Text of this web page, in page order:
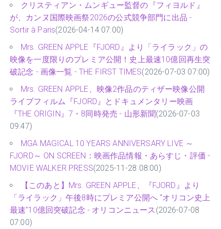
クリスティアン・ムンギュー監督の『フィヨルド』
が、カンヌ国際映画祭2026の公式競争部門に出品 -
Sortir à Paris(2026-04-14 07:00)
Mrs. GREEN APPLE『FJORD』より「ライラック」の
映像を一度限りのプレミア公開！史上最速10億回再生突
破記念 - 画像一覧 - THE FIRST TIMES(2026-07-03 07:00)
Mrs. GREEN APPLE、映像2作品のティザー映像公開
ライブフィルム『FJORD』とドキュメンタリー映画
『THE ORIGIN』7・8同時発売 - 山形新聞(2026-07-03
09:47)
MGA MAGICAL 10 YEARS ANNIVERSARY LIVE ～
FJORD～ ON SCREEN：映画作品情報・あらすじ・評価 -
MOVIE WALKER PRESS(2025-11-28 08:00)
【このあと】Mrs. GREEN APPLE、『FJORD』より
「ライラック」午後8時にプレミア公開へ “オリコン史上
最速”10億回突破記念 - オリコンニュース (2026-07-08
07:00)